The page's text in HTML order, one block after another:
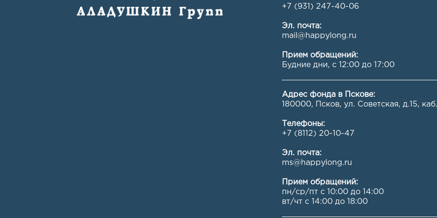
+7 (931) 247-40-06
Эл. почта:
mail@happylong.ru
Прием обращений:
Будние дни, с 12:00 до 17:00
Адрес фонда в Пскове:
180000, Псков, ул. Советская, д.15,
Телефоны:
+7 (8112) 20-10-47
Эл. почта:
ms@happylong.ru
Прием обращений:
пн/ср/пт с 10:00 до 14:00
вт/чт с 14:00 до 18:00